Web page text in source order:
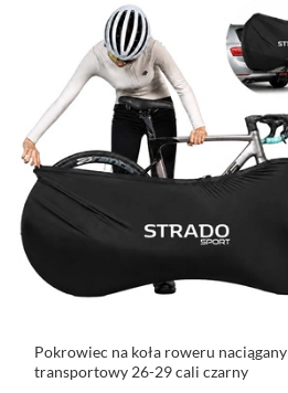
Pokrowiec na koła roweru naciągany
transportowy 26-29 cali czarny